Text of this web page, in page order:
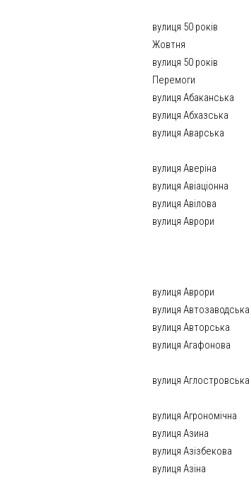
вулиця 50 років
Жовтня
вулиця 50 років
Перемоги
вулиця Абаканська
вулиця Абхазська
вулиця Аварська
вулиця Аверіна
вулиця Авіаціонна
вулиця Авілова
вулиця Аврори
вулиця Аврори
вулиця Автозаводська
вулиця Авторська
вулиця Агафонова
вулиця Аглостровська
вулиця Агрономічна
вулиця Азина
вулиця Азізбекова
вулиця Азіна